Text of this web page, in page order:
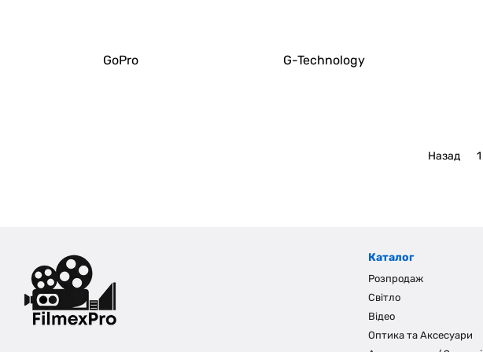
GoPro G-Technology
Назад 1
Каталог
Розпродаж
Світло
Відео
Оптика та Аксесуари